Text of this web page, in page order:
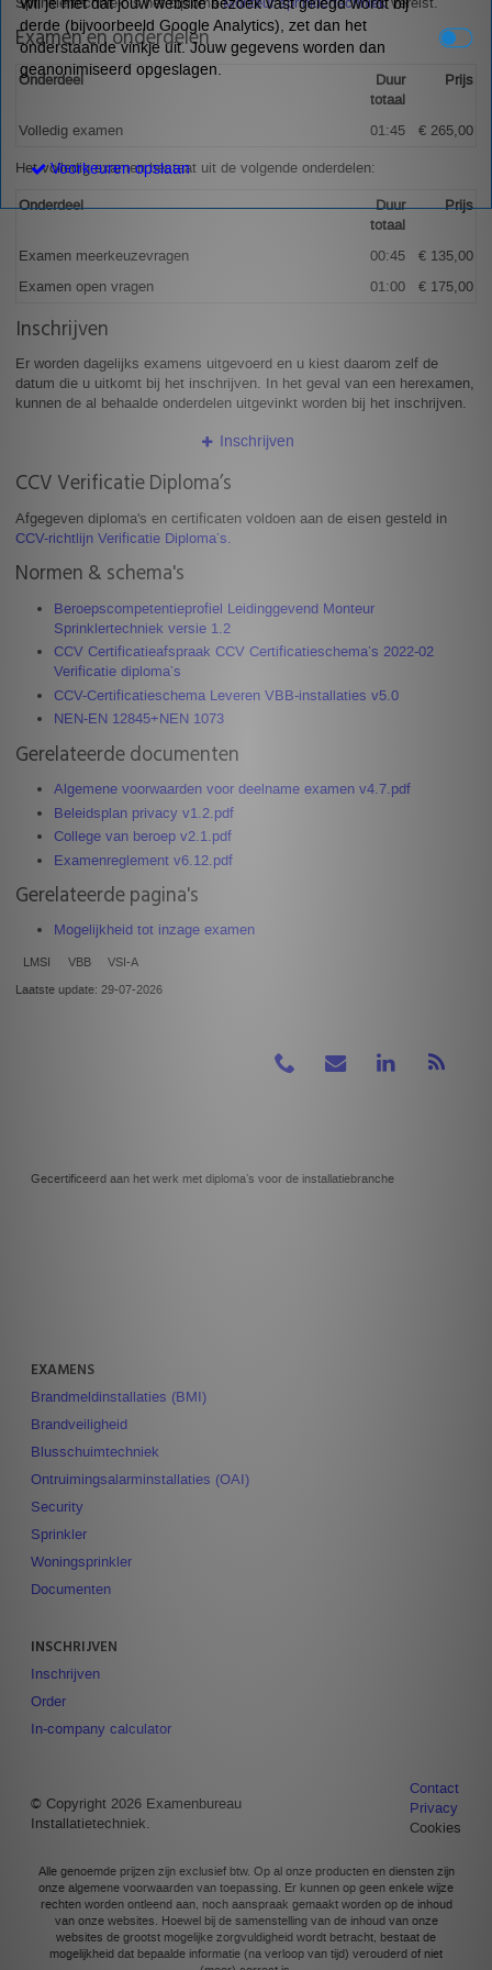
Examen en onderdelen
Onderdeel
Duur
totaal
Prijs
Volledig examen 01:45 € 265,00
Het volledig examen bestaat uit de volgende onderdelen:
Onderdeel
Duur
totaal
Prijs
Examen meerkeuzevragen 00:45
€ 135,00
Examen open vragen
01:00 € 175,00
Inschrijven
Er worden dagelijks examens uitgevoerd en u kiest daarom zelf de
datum die u uitkomt bij het inschrijven. In het geval van een herexamen,
kunnen de al behaalde onderdelen uitgevinkt worden bij het inschrijven.
Inschrijven
CCV Verificatie Diploma’s
Afgegeven diploma's en certificaten voldoen aan de eisen gesteld in
CCV-richtlijn Verificatie Diploma’s.
Normen & schema's
Beroepscompetentieprofiel Leidinggevend Monteur
Sprinklertechniek versie 1.2
CCV Certificatieafspraak CCV Certificatieschema’s 2022-02
Verificatie diploma’s
CCV-Certificatieschema Leveren VBB-installaties v5.0
NEN‑EN 12845+NEN 1073
Gerelateerde documenten
Algemene voorwaarden voor deelname examen v4.7.pdf
Beleidsplan privacy v1.2.pdf
College van beroep v2.1.pdf
Examenreglement v6.12.pdf
Gerelateerde pagina's
Mogelijkheid tot inzage examen
LMSI VBB
VSI-A
Laatste update: 29-07-2026
Gecertificeerd aan het werk met diploma’s voor de installatiebranche
EXAMENS
Brandmeldinstallaties (BMI)
Brandveiligheid
Blusschuimtechniek
Ontruimingsalarminstallaties (OAI)
Security
Sprinkler
Woningsprinkler
Documenten
INSCHRIJVEN
Inschrijven
Order
In-company calculator
© Copyright 2026 Examenbureau
Installatietechniek.
Contact
Privacy
Cookies
Alle genoemde prijzen zijn exclusief btw. Op al onze producten en diensten zijn
onze algemene voorwaarden van toepassing. Er kunnen op geen enkele wijze
rechten worden ontleend aan, noch aanspraak gemaakt worden op de inhoud
van onze websites. Hoewel bij de samenstelling van de inhoud van onze
websites de grootst mogelijke zorgvuldigheid wordt betracht, bestaat de
mogelijkheid dat bepaalde informatie (na verloop van tijd) verouderd of niet
Wil je niet dat jouw website bezoek vast gelegd wordt bij
derde (bijvoorbeeld Google Analytics), zet dan het
onderstaande vinkje uit. Jouw gegevens worden dan
geanonimiseerd opgeslagen.
Voorkeuren opslaan